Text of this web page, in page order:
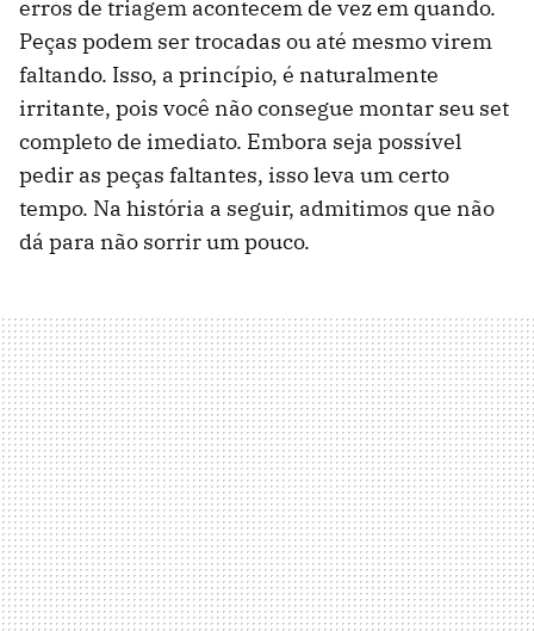
erros de triagem acontecem de vez em quando.
Peças podem ser trocadas ou até mesmo virem
faltando. Isso, a princípio, é naturalmente
irritante, pois você não consegue montar seu set
completo de imediato. Embora seja possível
pedir as peças faltantes, isso leva um certo
tempo. Na história a seguir, admitimos que não
dá para não sorrir um pouco.